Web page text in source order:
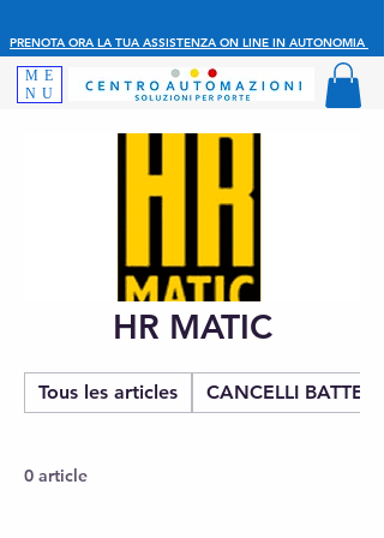
PRENOTA ORA LA TUA ASSISTENZA ON LINE IN AUTONOMIA
ME
NU
HR MATIC
Tous les articles CANCELLI
0 article